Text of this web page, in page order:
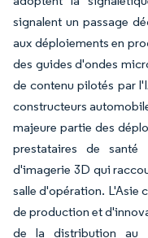
signalent un passage
aux déploiements en
des guides d'ondes
de contenu pilotés par
constructeurs
majeure partie des
prestataires de santé
d'imagerie 3D qui
salle d'opération. L'Asie
de production et
de la distribution au